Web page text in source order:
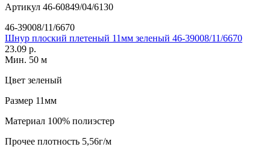
Артикул 46-60849/04/6130
46-39008/11/6670
Шнур плоский плетеный 11мм зеленый 46-39008/11/6670
23.09 р.
Мин. 50 м
Цвет зеленый
Размер 11мм
Материал 100% полиэстер
Прочее плотность 5,56г/м